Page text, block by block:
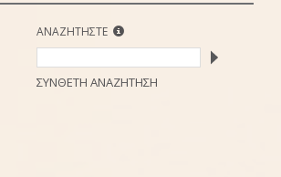
ΑΝΑΖΗΤΗΣΤΕ
ΣΥΝΘΕΤΗ ΑΝΑΖΗΤΗΣΗ